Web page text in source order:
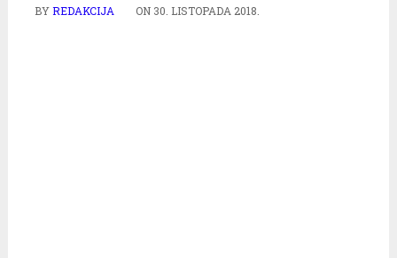
BYREDAKCIJA ON 30. LISTOPADA 2018.